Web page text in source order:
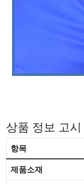
상품 정보 고시
항목
제품소재